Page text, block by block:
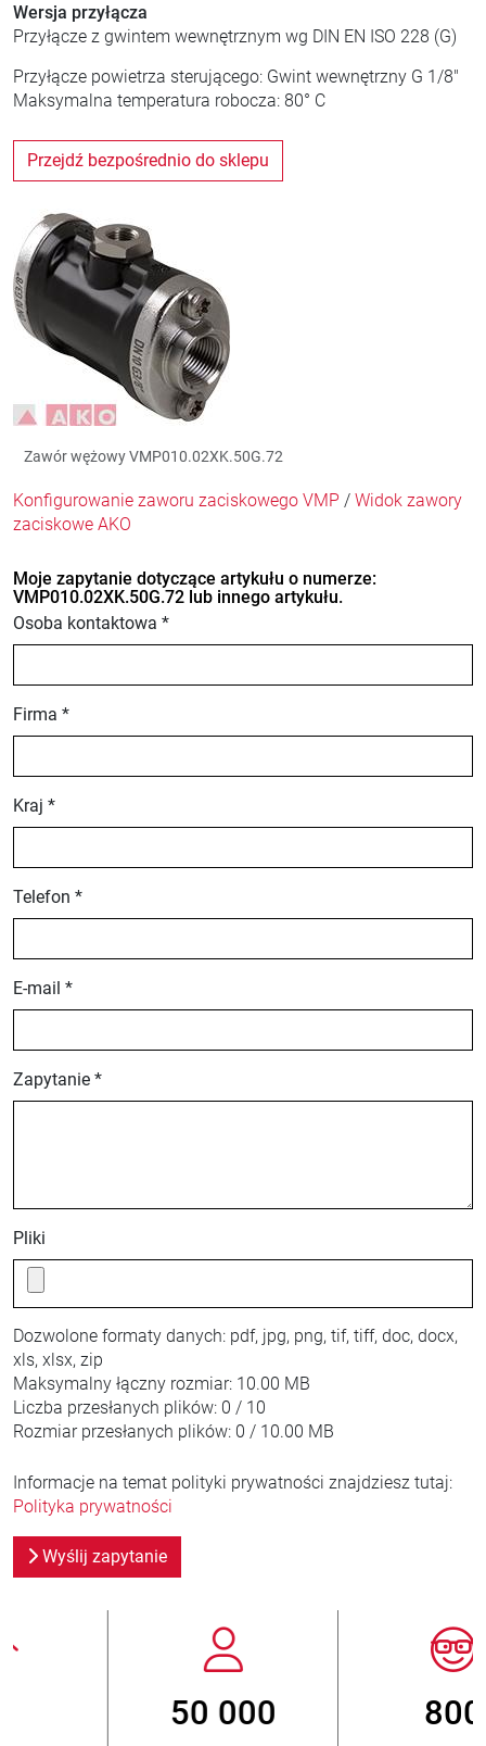
Wersja przyłącza
Przyłącze z gwintem wewnętrznym wg DIN EN ISO 228 (G)
Przyłącze powietrza sterującego: Gwint wewnętrzny G 1/8"
Maksymalna temperatura robocza: 80° C
Przejdź bezpośrednio do sklepu
Zawór wężowy VMP010.02XK.50G.72
Konfigurowanie zaworu zaciskowego VMP / Widok zawory
zaciskowe AKO
Moje zapytanie dotyczące artykułu o numerze:
VMP010.02XK.50G.72 lub innego artykułu.
Osoba kontaktowa *
Firma *
Kraj *
Telefon *
E-mail *
Zapytanie *
Pliki
Dozwolone formaty danych: pdf, jpg, png, tif, tiff, doc, docx,
xls, xlsx, zip
Maksymalny łączny rozmiar: 10.00 MB
Liczba przesłanych plików: 0 / 10
Rozmiar przesłanych plików: 0 / 10.00 MB
Informacje na temat polityki prywatności znajdziesz tutaj:
Polityka prywatności
Wyślij zapytanie
> 3 500 000